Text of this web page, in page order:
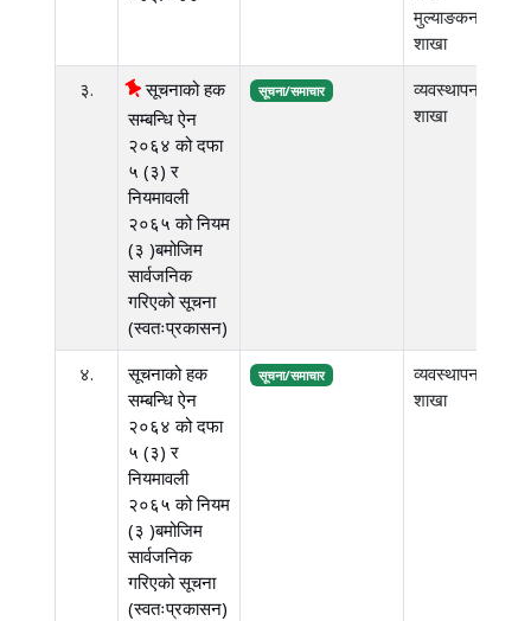
मुल्याङकन
शाखा
३.
सूचनाको हक
सम्बन्धि ऐन
२०६४ को दफा
५ (३) र
नियमावली
२०६५ को नियम
(३ )बमोजिम
सार्वजनिक
गरिएको सूचना
(स्वतःप्रकासन)
सूचना/समाचार
व्यवस्थापन
शाखा
४.
सूचनाको हक
सम्बन्धि ऐन
२०६४ को दफा
५ (३) र
नियमावली
२०६५ को नियम
(३ )बमोजिम
सार्वजनिक
गरिएको सूचना
(स्वतःप्रकासन)
सूचना/समाचार
व्यवस्थापन
शाखा